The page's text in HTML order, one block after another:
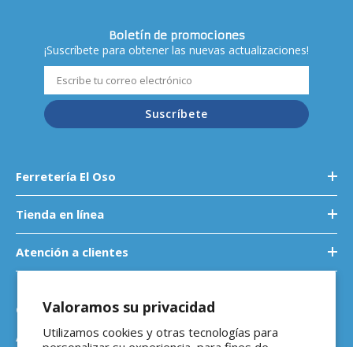
Valoramos su privacidad
Utilizamos cookies y otras tecnologías para
Boletín de promociones
¡Suscríbete para obtener las nuevas actualizaciones!
Suscríbete
Ferretería El Oso
Tienda en línea
Atención a clientes
Contáctanos
Atención a empresas